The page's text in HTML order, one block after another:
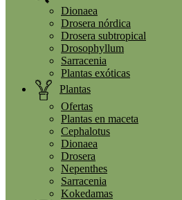
Dionaea
Drosera nórdica
Drosera subtropical
Drosophyllum
Sarracenia
Plantas exóticas
Plantas
Ofertas
Plantas en maceta
Cephalotus
Dionaea
Drosera
Nepenthes
Sarracenia
Kokedamas